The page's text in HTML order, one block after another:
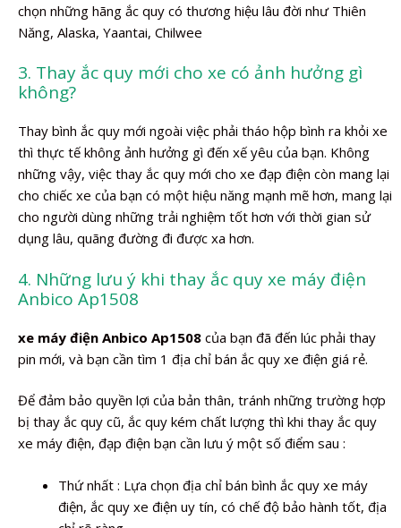
chọn những hãng ắc quy có thương hiệu lâu đời như Thiên
Năng, Alaska, Yaantai, Chilwee
3. Thay ắc quy mới cho xe có ảnh hưởng gì
không?
Thay bình ắc quy mới ngoài việc phải tháo hộp bình ra khỏi xe
thì thực tế không ảnh hưởng gì đến xế yêu của bạn. Không
những vậy, việc thay ắc quy mới cho xe đạp điện còn mang lại
cho chiếc xe của bạn có một hiệu năng mạnh mẽ hơn, mang lại
cho người dùng những trải nghiệm tốt hơn với thời gian sử
dụng lâu, quãng đường đi được xa hơn.
4. Những lưu ý khi thay ắc quy xe máy điện
Anbico Ap1508
xe máy điện Anbico Ap1508 của bạn đã đến lúc phải thay
pin mới, và bạn cần tìm 1 địa chỉ bán ắc quy xe điện giá rẻ.
Để đảm bảo quyền lợi của bản thân, tránh những trường hợp
bị thay ắc quy cũ, ắc quy kém chất lượng thì khi thay ắc quy
xe máy điện, đạp điện bạn cần lưu ý một số điểm sau :
Thứ nhất : Lựa chọn địa chỉ bán bình ắc quy xe máy
điện, ắc quy xe điện uy tín, có chế độ bảo hành tốt, địa